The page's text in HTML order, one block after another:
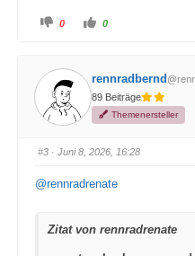
A
c
e
n
f
r
u
n
h
0
A
k
n
f
ü
a
u
n
h
0
rennradbernd
89 Beiträge
Themenersteller
#3· Juni 8, 2026, 16:28
@rennradrenate
Zitat von rennradrenate